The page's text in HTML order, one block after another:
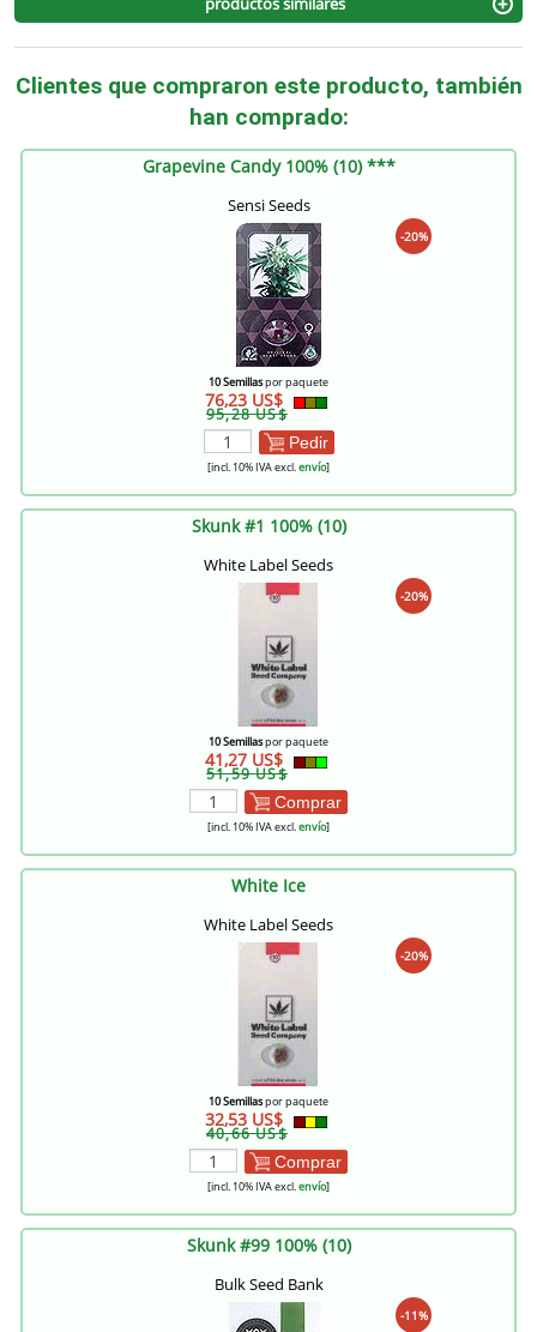
Clientes que compraron este producto, también
han comprado:
Grapevine Candy 100% (10) ***
Sensi Seeds
-20%
10 Semillaspor paquete
76,23 US$
95,28 US$
Pedir
[incl. 10% IVA excl.envío]
Skunk #1 100% (10)
White Label Seeds
-20%
10 Semillaspor paquete
41,27 US$
51,59 US$
Comprar
[incl. 10% IVA excl.envío]
White Ice
White Label Seeds
-20%
10 Semillaspor paquete
32,53 US$
40,66 US$
Comprar
[incl. 10% IVA excl.envío]
Skunk #99 100% (10)
Bulk Seed Bank
-11%